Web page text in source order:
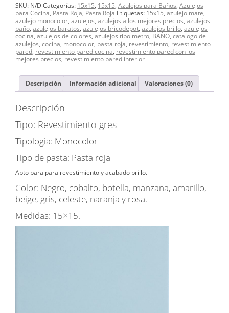
COLORES
LISOS
cantidad
SKU: N/D Categorías: 15x15, 15x15, Azulejos para Baños, Azulejos
para Cocina, Pasta Roja, Pasta Roja Etiquetas: 15x15, azulejo mate,
azulejo monocolor, azulejos, azulejos a los mejores precios, azulejos
baño, azulejos baratos, azulejos bricodepot, azulejos brillo, azulejos
cocina, azulejos de colores, azulejos tipo metro, BAÑO, catalogo de
azulejos, cocina, monocolor, pasta roja, revestimiento, revestimiento
pared, revestimiento pared cocina, revestimiento pared con los
mejores precios, revestimiento pared interior
Descripción Información adicional Valoraciones (0)
Descripción
Tipo: Revestimiento gres
Tipologia: Monocolor
Tipo de pasta: Pasta roja
Apto para para revestimiento y acabado brillo.
Color: Negro, cobalto, botella, manzana, amarillo,
beige, gris, celeste, naranja y rosa.
Medidas: 15×15.